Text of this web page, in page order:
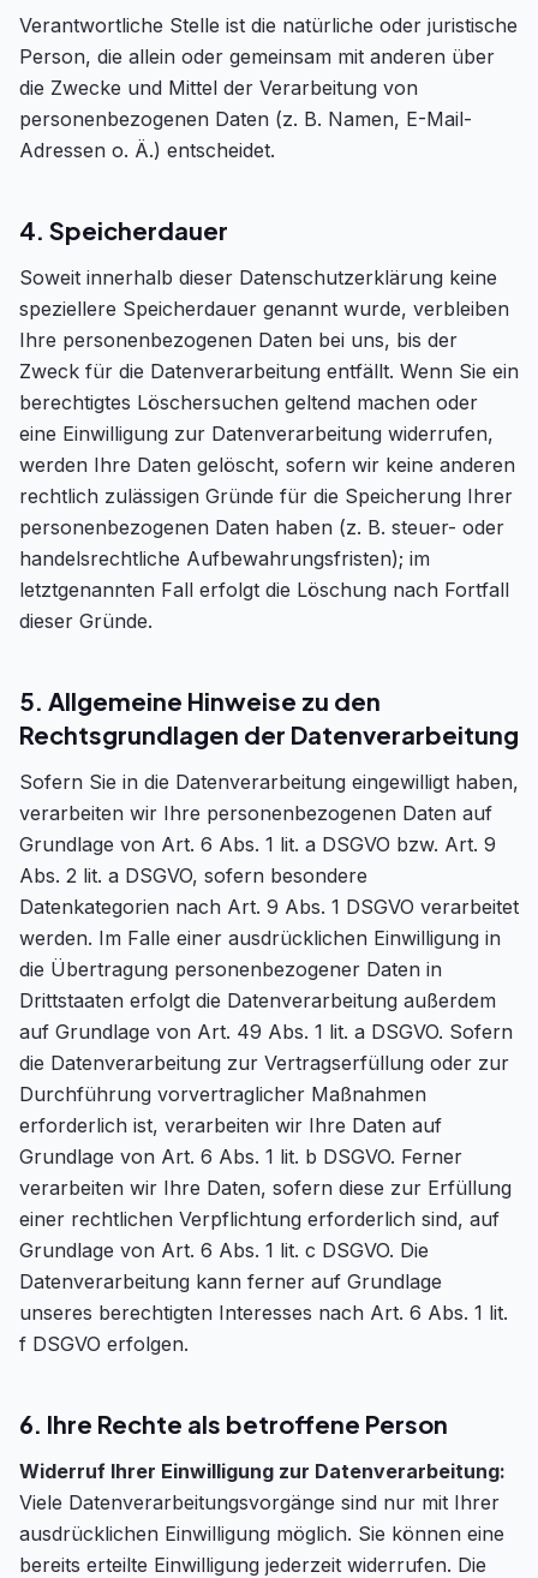
Verantwortliche Stelle ist die natürliche oder juristische
Person, die allein oder gemeinsam mit anderen über
die Zwecke und Mittel der Verarbeitung von
personenbezogenen Daten (z. B. Namen, E-Mail-
Adressen o. Ä.) entscheidet.
4. Speicherdauer
Soweit innerhalb dieser Datenschutzerklärung keine
speziellere Speicherdauer genannt wurde, verbleiben
Ihre personenbezogenen Daten bei uns, bis der
Zweck für die Datenverarbeitung entfällt. Wenn Sie ein
berechtigtes Löschersuchen geltend machen oder
eine Einwilligung zur Datenverarbeitung widerrufen,
werden Ihre Daten gelöscht, sofern wir keine anderen
rechtlich zulässigen Gründe für die Speicherung Ihrer
personenbezogenen Daten haben (z. B. steuer- oder
handelsrechtliche Aufbewahrungsfristen); im
letztgenannten Fall erfolgt die Löschung nach Fortfall
dieser Gründe.
5. Allgemeine Hinweise zu den
Rechtsgrundlagen der Datenverarbeitung
Sofern Sie in die Datenverarbeitung eingewilligt haben,
verarbeiten wir Ihre personenbezogenen Daten auf
Grundlage von Art. 6 Abs. 1 lit. a DSGVO bzw. Art. 9
Abs. 2 lit. a DSGVO, sofern besondere
Datenkategorien nach Art. 9 Abs. 1 DSGVO verarbeitet
werden. Im Falle einer ausdrücklichen Einwilligung in
die Übertragung personenbezogener Daten in
Drittstaaten erfolgt die Datenverarbeitung außerdem
auf Grundlage von Art. 49 Abs. 1 lit. a DSGVO. Sofern
die Datenverarbeitung zur Vertragserfüllung oder zur
Durchführung vorvertraglicher Maßnahmen
erforderlich ist, verarbeiten wir Ihre Daten auf
Grundlage von Art. 6 Abs. 1 lit. b DSGVO. Ferner
verarbeiten wir Ihre Daten, sofern diese zur Erfüllung
einer rechtlichen Verpflichtung erforderlich sind, auf
Grundlage von Art. 6 Abs. 1 lit. c DSGVO. Die
Datenverarbeitung kann ferner auf Grundlage
unseres berechtigten Interesses nach Art. 6 Abs. 1 lit.
f DSGVO erfolgen.
6. Ihre Rechte als betroffene Person
Widerruf Ihrer Einwilligung zur Datenverarbeitung:
Viele Datenverarbeitungsvorgänge sind nur mit Ihrer
ausdrücklichen Einwilligung möglich. Sie können eine
bereits erteilte Einwilligung jederzeit widerrufen. Die